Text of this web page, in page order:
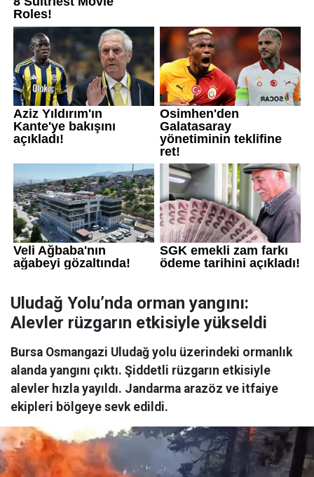
Uludağ Yolu’nda orman yangını:
Alevler rüzgarın etkisiyle yükseldi
Bursa Osmangazi Uludağ yolu üzerindeki ormanlık
alanda yangını çıktı. Şiddetli rüzgarın etkisiyle
alevler hızla yayıldı. Jandarma arazöz ve itfaiye
ekipleri bölgeye sevk edildi.